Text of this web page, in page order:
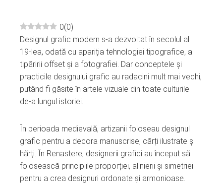
0(0)
Designul grafic modern s-a dezvoltat în secolul al
19-lea, odată cu apariția tehnologiei tipografice, a
tipăririi offset și a fotografiei. Dar conceptele și
practicile designului grafic au radacini mult mai vechi,
putând fi găsite în artele vizuale din toate culturile
de-a lungul istoriei.
În perioada medievală, artizanii foloseau designul
grafic pentru a decora manuscrise, cărți ilustrate și
hărți. În Renastere, designerii grafici au început să
folosească principiile proporției, alinierii și simetriei
pentru a crea designuri ordonate și armonioase.